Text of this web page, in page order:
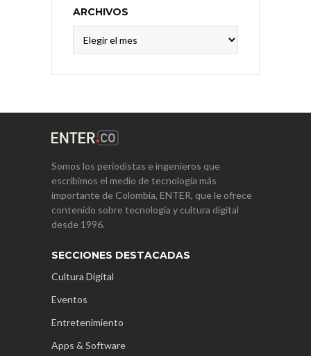
ARCHIVOS
Somos los periodistas e ingenieros que
escribimos el medio de tecnología más
importante de Colombia, ENTER, que le ofrece
contenido sobre tecnología y cultura digital
desde 1996.
SECCIONES DESTACADAS
Cultura Digital
Eventos
Entretenimiento
Apps & Software